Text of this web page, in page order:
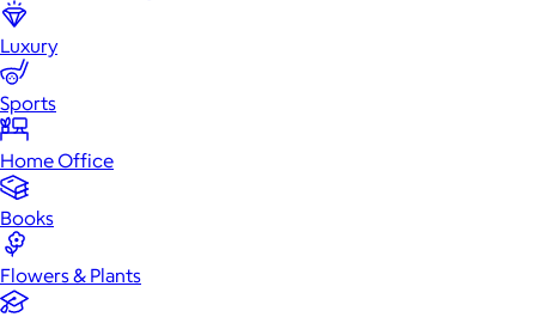
Luxury
Sports
Home Office
Books
Flowers & Plants